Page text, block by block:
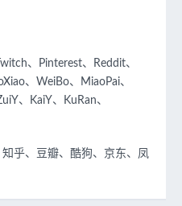
、Pinterest、Reddit、
、WeiBo、MiaoPai、
、KaiY、KuRan、
乎、豆瓣、酷狗、京东、凤